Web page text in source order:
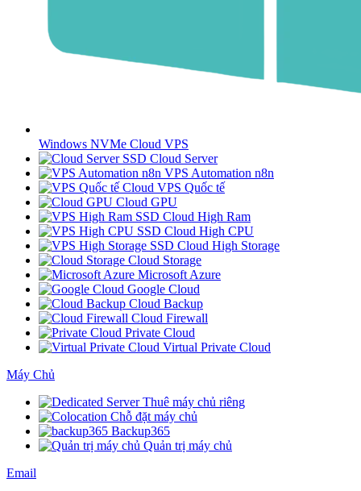
Windows NVMe Cloud VPS
SSD Cloud Server
VPS Automation n8n
Cloud VPS Quốc tế
Cloud GPU
SSD Cloud High Ram
SSD Cloud High CPU
SSD Cloud High Storage
Cloud Storage
Microsoft Azure
Google Cloud
Cloud Backup
Cloud Firewall
Private Cloud
Virtual Private Cloud
Máy Chủ
Thuê máy chủ riêng
Chỗ đặt máy chủ
Backup365
Quản trị máy chủ
Email